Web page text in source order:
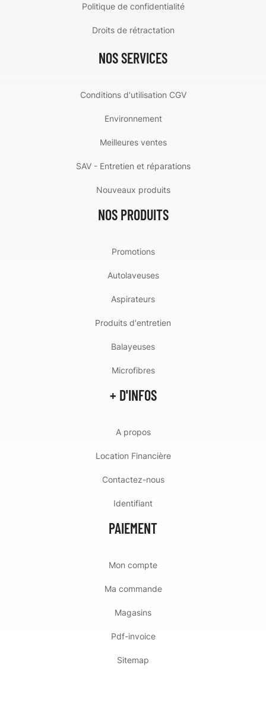
Politique de confidentialité
Droits de rétractation
NOS SERVICES
Conditions d'utilisation CGV
Environnement
Meilleures ventes
SAV - Entretien et réparations
Nouveaux produits
NOS PRODUITS
Promotions
Autolaveuses
Aspirateurs
Produits d'entretien
Balayeuses
Microfibres
+ D'INFOS
A propos
Location Financière
Contactez-nous
Identifiant
PAIEMENT
Mon compte
Ma commande
Magasins
Pdf-invoice
Sitemap